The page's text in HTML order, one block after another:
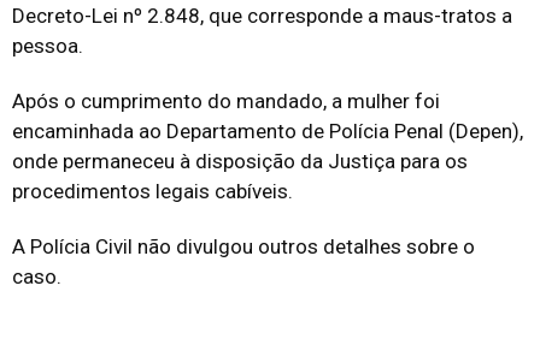
Decreto-Lei nº 2.848, que corresponde a maus-tratos a
pessoa.
Após o cumprimento do mandado, a mulher foi
encaminhada ao Departamento de Polícia Penal (Depen),
onde permaneceu à disposição da Justiça para os
procedimentos legais cabíveis.
A Polícia Civil não divulgou outros detalhes sobre o
caso.